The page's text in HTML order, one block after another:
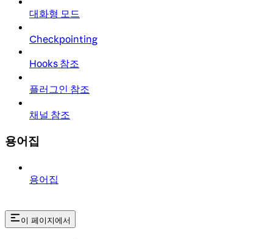
대화형 모드
Checkpointing
Hooks 참조
플러그인 참조
채널 참조
용어집
용어집
이 페이지에서